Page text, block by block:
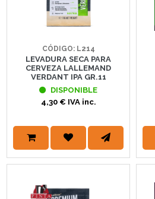
CÓDIGO: L214
LEVADURA SECA PARA
CERVEZA LALLEMAND
VERDANT IPA GR.11
DISPONIBLE
4,30 € IVA inc.